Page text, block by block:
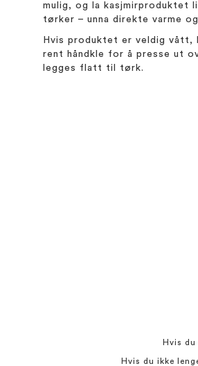
mulig, og la kasjmirproduktet
tørker – unna direkte varme
Hvis produktet er veldig vått,
rent håndkle for å presse ut
legges flatt til tørk.
Hvis
Hvis du ikke